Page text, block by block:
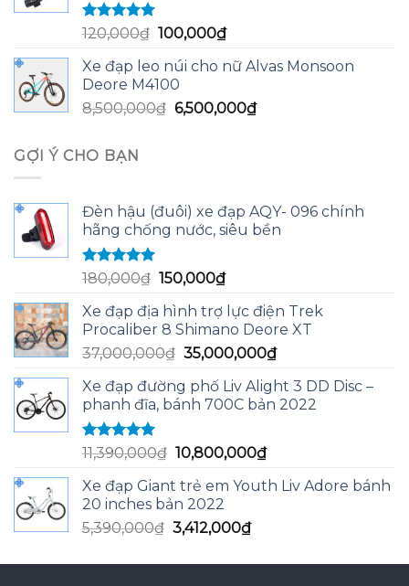
Được xếp
hạng
5.005
sao
120,000₫ Giá
là:
120,000₫.
100,000₫Giá
tại
100,000₫.
Xe đạp leo núi cho nữ Alvas Monsoon
Deore M4100
8,500,000₫ Giá
6,500,000₫Giá
GỢI Ý CHO BẠN
Đèn hậu (đuôi) xe đạp AQY- 096 chính
hãng chống nước, siêu bền
Được xếp
hạng
sao
180,000₫ Giá
là:
180,000₫.
150,000₫Giá
tại
là:
150,000₫.
Xe đạp địa hình trợ lực điện Trek
Procaliber 8 Shimano Deore XT
37,000,000₫ Giá
là:
37,000,000₫.
35,000,000₫Giá
tại
là:
Xe đạp đường phố Liv Alight 3 DD Disc –
phanh đĩa, bánh 700C bản 2022
Được xếp
hạng
5.00
sao
11,390,000₫ Giá
là:
11,390,000₫.
10,800,000₫Giá
tại
Xe đạp Giant trẻ em Youth Liv Adore bánh
20 inches bản 2022
5,390,000₫ Giá
là:
3,412,000₫Giá
tại